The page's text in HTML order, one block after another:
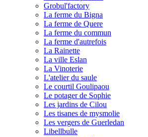
Grobul'factory
La ferme du Bigna
La ferme de Quere
La ferme du commun
La ferme d'autrefois
La Rainette
La ville Eslan
La Vinoterie
L'atelier du saule
Le courtil Goulipaou
Le potager de Sophie
Les jardins de Cilou
Les tisanes de mysmolie
Les vergers de Guerledan
Libellbulle